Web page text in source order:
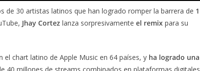
de 30 artistas latinos que han logrado romper la barrera de 1
Jhay Cortez lanza sorpresivamente el remix para su
el chart latino de Apple Music en 64 países, y ha logrado una